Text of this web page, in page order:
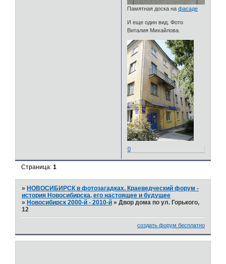
Памятная доска нафасаде
И еще один вид. Фото
Виталия Михайлова.
0
Страница:1
»НОВОСИБИРСК в фотозагадках. Краеведческий форум -
история Новосибирска, его настоящее и будущее
»Новосибирск 2000-й - 2010-й »Двор дома по ул. Горького,
12
создать форум бесплатно